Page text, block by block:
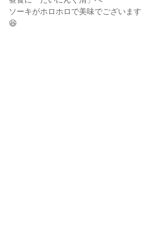
ソーキがホロホロで美味でございます
😆